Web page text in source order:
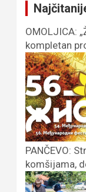
OMOLJICA:
kompletan
PANČEVO:
komšijama,